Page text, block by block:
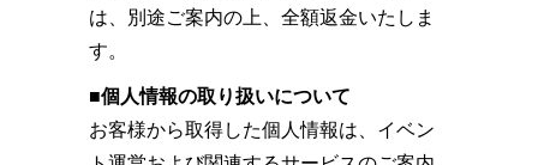
は、別途ご案内の上、全額返金いたしま
す。
■個人情報の取り扱いについて
お客様から取得した個人情報は、イベン